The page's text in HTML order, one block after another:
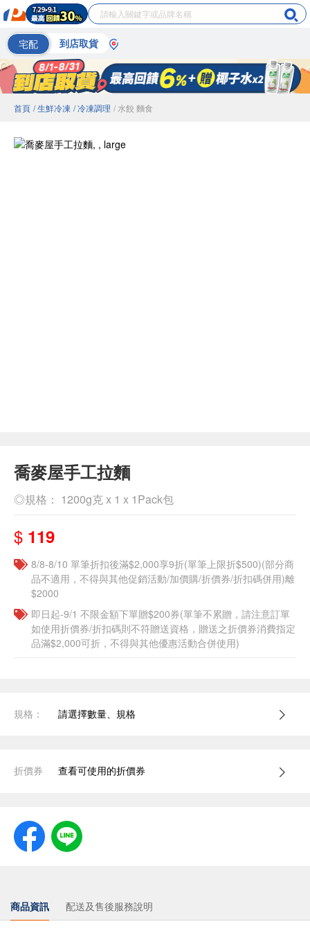
宅配 到店取貨
首頁 / 生鮮冷凍 / 冷凍調理 / 水餃 麵食
喬麥屋手工拉麵
◎規格： 1200g克 x 1 x 1Pack包
$ 119
8/8-8/10 單筆折扣後滿$2,000享9折(單筆上限折$500)(部分商
品不適用，不得與其他促銷活動/加價購/折價券/折扣碼併用)離
$2000
即日起-9/1 不限金額下單贈$200券(單筆不累贈，請注意訂單
如使用折價券/折扣碼則不符贈送資格，贈送之折價券消費指定
品滿$2,000可折，不得與其他優惠活動合併使用)
規格： 請選擇數量、規格
折價券 查看可使用的折價券
商品資訊 配送及售後服務說明